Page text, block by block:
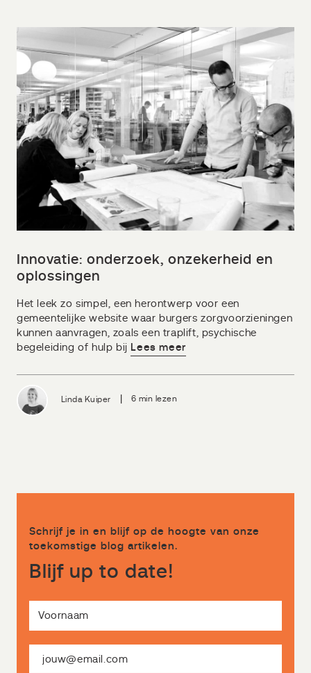
Innovatie: onderzoek, onzekerheid en
oplossingen
Het leek zo simpel, een herontwerp voor een
gemeentelijke website waar burgers zorgvoorzieningen
kunnen aanvragen, zoals een traplift, psychische
begeleiding of hulp bij Lees meer
Linda Kuiper 6 min lezen
Schrijf je in en blijf op de hoogte van onze
toekomstige blog artikelen.
Blijf up to date!